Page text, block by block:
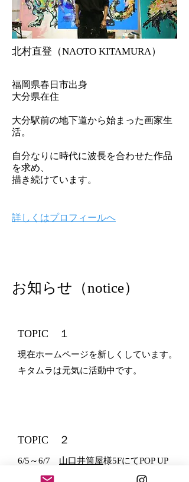
​北村直登（NAOTO KITAMURA）
福岡県春日市出身
大分県在住
大分駅前の地下道から始まった画家生
活。
自分なりに時代に波長を合わせた作品
を求め、
​描き続けています。
​詳しくはプロフィールへ
​お知らせ（notice）
​TOPIC １
現在ホームページを新しくしています。
キタムラは元気に活動中です。
TOPIC ２
6/5～6/7 山口井筒屋様5FにてPOP UP​
​6/6（土）14時～ ライブペイント＆サ